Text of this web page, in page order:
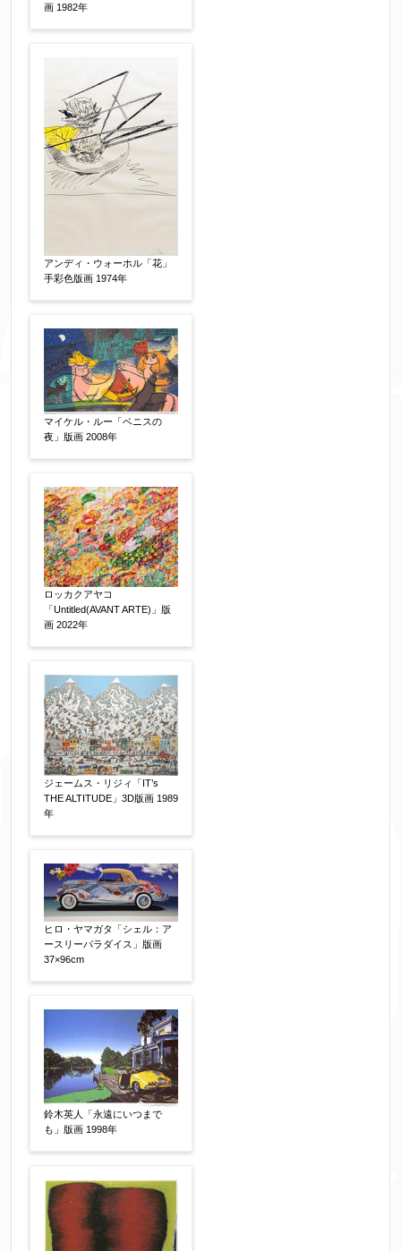
※データはSSL(Secure Sockets Layer)通信によ
画 1982年
アンディ・ウォーホル「花」
手彩色版画 1974年
マイケル・ルー「ベニスの
夜」版画 2008年
ロッカクアヤコ
「Untitled(AVANT ARTE)」版
画 2022年
ジェームス・リジィ「IT’s
THE ALTITUDE」3D版画 1989
年
ヒロ・ヤマガタ「シェル：ア
ースリーパラダイス」版画
37×96cm
鈴木英人「永遠にいつまで
も」版画 1998年